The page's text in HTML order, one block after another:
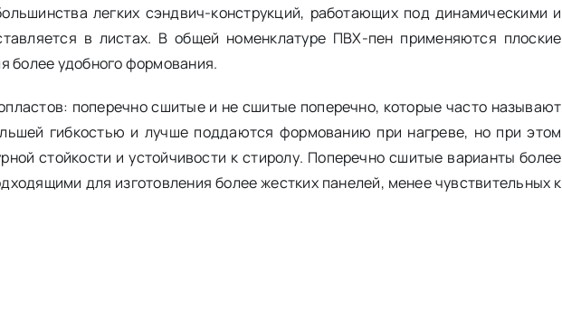
легких сэндвич-конструкций, работающих под динамическими и
в листах. В общей номенклатуре ПВХ-пен применяются плоские
более удобного формования.
поперечно сшитые и не сшитые поперечно, которые часто называют
гибкостью и лучше поддаются формованию при нагреве, но при этом
стойкости и устойчивости к стиролу. Поперечно сшитые варианты более
для изготовления более жестких панелей, менее чувствительных к